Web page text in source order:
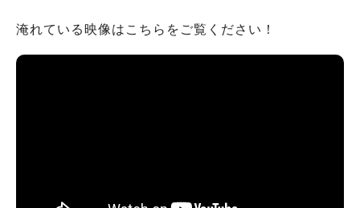
淹れている映像はこちらをご覧ください！